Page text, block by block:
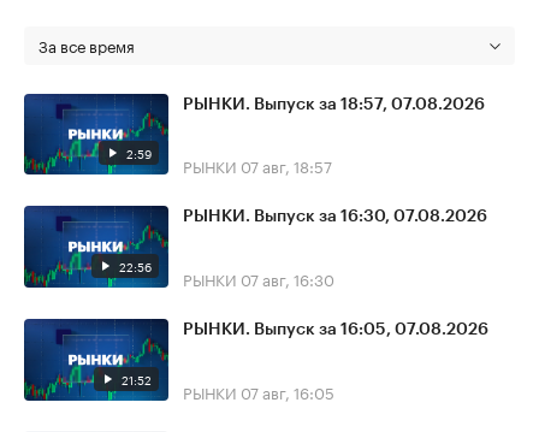
За все время
2:59
РЫНКИ. Выпуск за 18:57, 07.08.2026
РЫНКИ 07 авг, 18:57
22:56
РЫНКИ. Выпуск за 16:30, 07.08.2026
РЫНКИ 07 авг, 16:30
21:52
РЫНКИ. Выпуск за 16:05, 07.08.2026
РЫНКИ 07 авг, 16:05